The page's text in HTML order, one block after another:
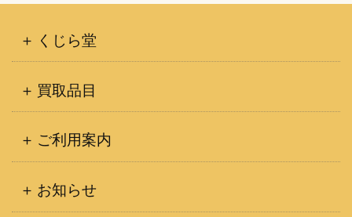
くじら堂
買取品目
ご利用案内
お知らせ